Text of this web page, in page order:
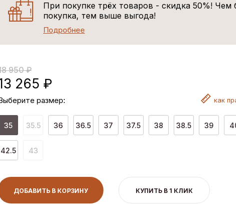
При покупке трёх товаров - скидка 50%! Чем
покупка, тем выше выгода!
Подробнее
950 ₽
265 ₽
размер: как
35 35.5 36 36.5 37 37.5 38 38.5 39
42.5 43
ДОБАВИТЬ В КОРЗИНУ КУПИТЬ В 1 КЛИК